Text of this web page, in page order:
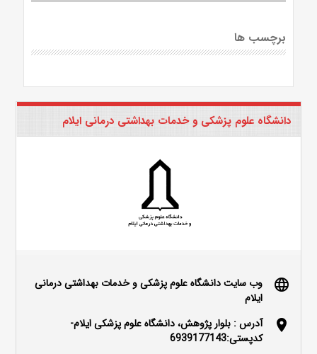
برچسب ها
دانشگاه علوم پزشکی و خدمات بهداشتی درمانی ایلام
language
وب سایت دانشگاه علوم پزشکی و خدمات بهداشتی درمانی
ایلام
location_on
آدرس : بلوار پژوهش، دانشگاه علوم پزشکی ایلام-
کدپستی:6939177143